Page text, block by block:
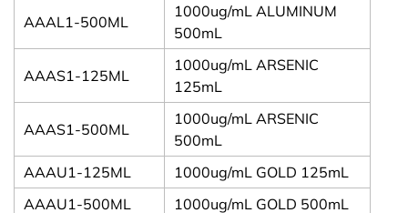
AAAL1-500ML
1000ug/mL ALUMINUM
500mL
AAAS1-125ML
1000ug/mL ARSENIC
125mL
AAAS1-500ML
1000ug/mL ARSENIC
500mL
AAAU1-125ML
1000ug/mL GOLD 125mL
AAAU1-500ML
1000ug/mL GOLD 500mL